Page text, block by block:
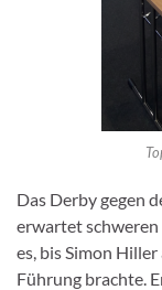
Das Derby gegen
erwartet
es, bis Simon
Führung brachte.